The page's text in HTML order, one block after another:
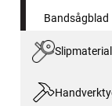
Bandsågblad
Slipmaterial